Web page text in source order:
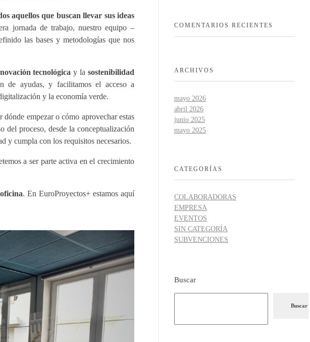
aquellos que buscan llevar sus ideas
jornada de trabajo, nuestro equipo –
las bases y metodologías que nos
tecnológica y lasostenibilidad
de ayudas, y facilitamos el acceso a
y la economía verde.
dónde empezar o cómo aprovechar estas
del proceso, desde la conceptualización
y cumpla con los requisitos necesarios.
a ser parte activa en el crecimiento
. En EuroProyectos+ estamos aquí
COMENTARIOS RECIENTES
ARCHIVOS
mayo 2026
abril 2026
junio 2025
mayo 2025
CATEGORÍAS
COLABORADORAS
EMPRESA
EVENTOS
SIN CATEGORÍA
SUBVENCIONES
Buscar
Buscar